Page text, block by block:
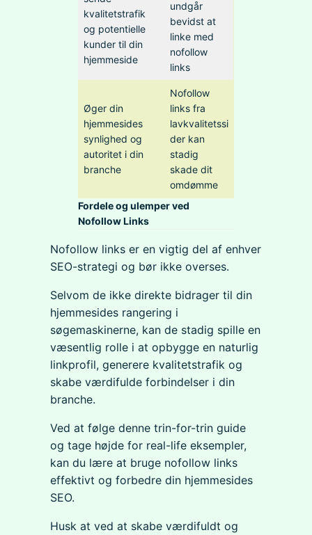
kvalitetstrafik
og potentielle
kunder til din
hjemmeside
undgår
bevidst at
linke med
nofollow
links
Øger din
hjemmesides
synlighed og
autoritet i din
branche
Nofollow
links fra
lavkvalitetssi
der kan
stadig
skade dit
omdømme
Fordele og ulemper ved
Nofollow Links
Nofollow links er en vigtig del af enhver
SEO-strategi og bør ikke overses.
Selvom de ikke direkte bidrager til din
hjemmesides rangering i
søgemaskinerne, kan de stadig spille en
væsentlig rolle i at opbygge en naturlig
linkprofil, generere kvalitetstrafik og
skabe værdifulde forbindelser i din
branche.
Ved at følge denne trin-for-trin guide
og tage højde for real-life eksempler,
kan du lære at bruge nofollow links
effektivt og forbedre din hjemmesides
SEO.
Husk at ved at skabe værdifuldt og